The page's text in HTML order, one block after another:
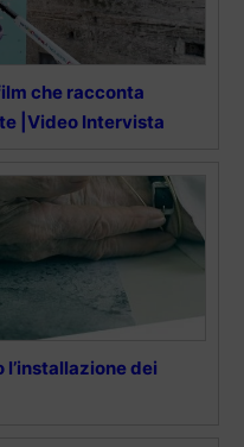
che racconta
|Video Intervista
l’installazione dei